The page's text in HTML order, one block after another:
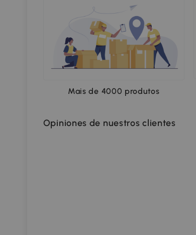
Mais de 4000 produtos
Opiniones de nuestros clientes